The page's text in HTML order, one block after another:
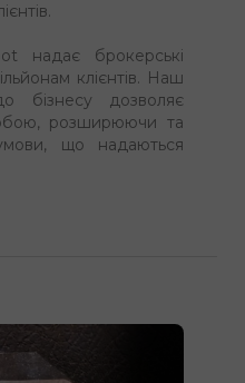
надає брокерські
клієнтів. Наш
бізнесу дозволяє
розширюючи та
що надаються